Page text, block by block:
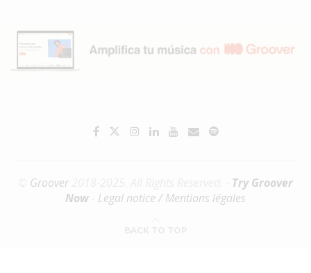
Groover2018-2025. All Rights Reserved. - Try Groover
Now
Legal notice / Mentions légales